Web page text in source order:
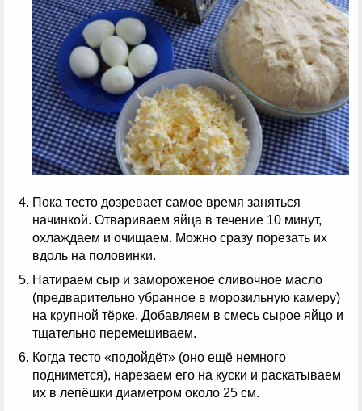
Пока тесто дозревает самое время заняться
начинкой. Отвариваем яйца в течение 10 минут,
охлаждаем и очищаем. Можно сразу порезать их
вдоль на половинки.
Натираем сыр и замороженое сливочное масло
(предварительно убранное в морозильную камеру)
на крупной тёрке. Добавляем в смесь сырое яйцо и
тщательно перемешиваем.
Когда тесто «подойдёт» (оно ещё немного
поднимется), нарезаем его на куски и раскатываем
их в лепёшки диаметром около 25 см.